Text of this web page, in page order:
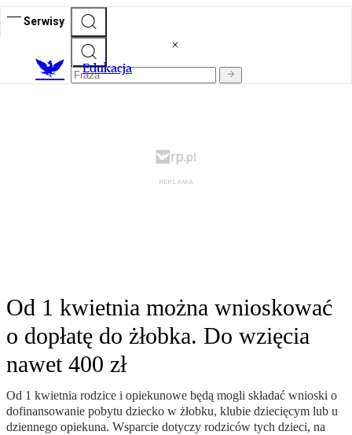
Serwisy
Edukacja
Od 1 kwietnia można wnioskować
o dopłatę do żłobka. Do wzięcia
nawet 400 zł
Od 1 kwietnia rodzice i opiekunowe będą mogli składać wnioski o
dofinansowanie pobytu dziecko w żłobku, klubie dziecięcym lub u
dziennego opiekuna. Wsparcie dotyczy rodziców tych dzieci, na